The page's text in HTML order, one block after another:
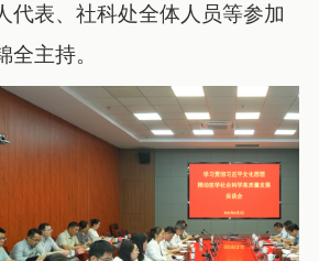
代表、社科处全体人员等参加
主持。